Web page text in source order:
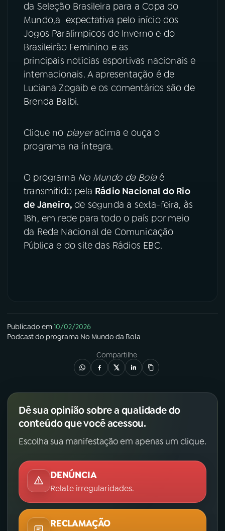
ACOMPANHE A RÁDIO NACIONAL
YouTube Facebook
Instagram X
TikTok
da Seleção Brasileira para a Copa do
Mundo,a expectativa pelo início dos
Jogos Paralímpicos de Inverno e do
Brasileirão Feminino e as
principais notícias esportivas nacionais e
internacionais. A apresentação é de
Luciana Zogaib e os comentários são de
Brenda Balbi.
Clique no playeracima e ouça o
programa na íntegra.
O programa No Mundo da Bolaé
transmitido pela Rádio Nacional do Rio
de Janeiro,de segunda a sexta-feira, às
18h, em rede para todo o país por meio
da Rede Nacional de Comunicação
Pública e do site das Rádios EBC.
Publicado em10/02/2026
Podcastdo programa No Mundo da Bola
Compartilhe
Dê sua opinião sobre a qualidade do
conteúdo que você acessou.
Escolha sua manifestação em apenas um clique.
DENÚNCIA
Relate irregularidades.
RECLAMAÇÃO